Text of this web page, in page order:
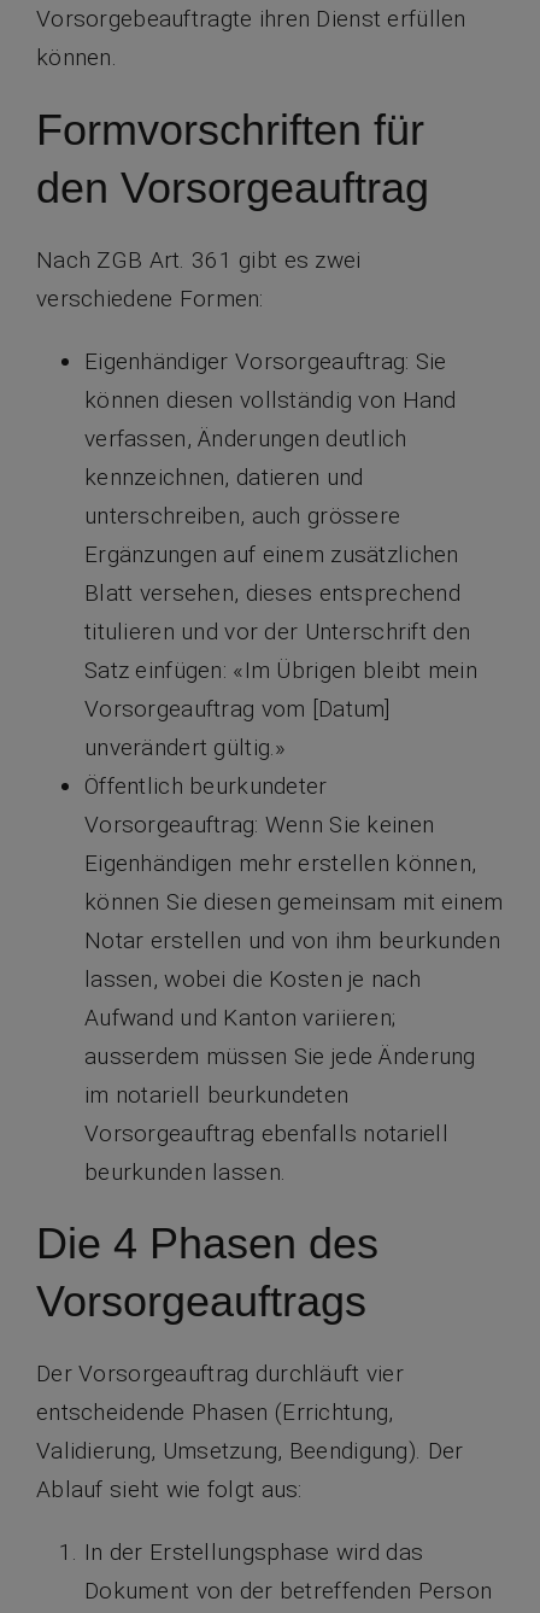
Vorsorgebeauftragte ihren Dienst erfüllen
können.
Formvorschriften für
den Vorsorgeauftrag
Nach ZGB Art. 361 gibt es zwei
verschiedene Formen:
Eigenhändiger Vorsorgeauftrag: Sie
können diesen vollständig von Hand
verfassen, Änderungen deutlich
kennzeichnen, datieren und
unterschreiben, auch grössere
Ergänzungen auf einem zusätzlichen
Blatt versehen, dieses entsprechend
titulieren und vor der Unterschrift den
Satz einfügen: «Im Übrigen bleibt mein
Vorsorgeauftrag vom [Datum]
unverändert gültig.»
Öffentlich beurkundeter
Vorsorgeauftrag: Wenn Sie keinen
Eigenhändigen mehr erstellen können,
können Sie diesen gemeinsam mit einem
Notar erstellen und von ihm beurkunden
lassen, wobei die Kosten je nach
Aufwand und Kanton variieren;
ausserdem müssen Sie jede Änderung
im notariell beurkundeten
Vorsorgeauftrag ebenfalls notariell
beurkunden lassen.
Die 4 Phasen des
Vorsorgeauftrags
Der Vorsorgeauftrag durchläuft vier
entscheidende Phasen (Errichtung,
Validierung, Umsetzung, Beendigung). Der
Ablauf sieht wie folgt aus:
In der Erstellungsphase wird das
Dokument von der betreffenden Person